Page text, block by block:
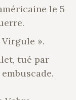
le 5
».
tué par